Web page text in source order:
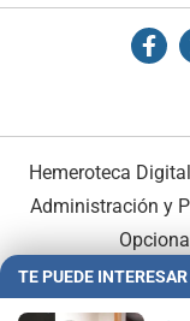
Hemeroteca
Administración y
TE PUEDE INTERESAR